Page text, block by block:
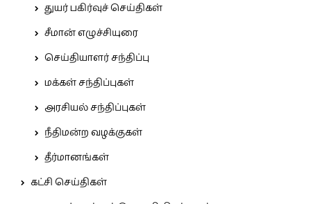
துயர் பகிர்வுச் செய்திகள்
சீமான் எழுச்சியுரை
செய்தியாளர் சந்திப்பு
மக்கள் சந்திப்புகள்
அரசியல் சந்திப்புகள்
நீதிமன்ற வழக்குகள்
தீர்மானங்கள்
கட்சி செய்திகள்